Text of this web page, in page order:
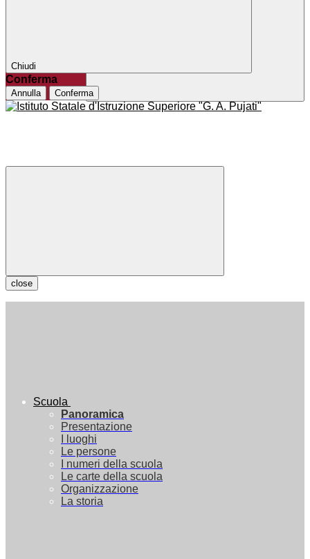
Chiudi
Conferma
Annulla Conferma
close
Scuola
Panoramica
Presentazione
I luoghi
Le persone
I numeri della scuola
Le carte della scuola
Organizzazione
La storia